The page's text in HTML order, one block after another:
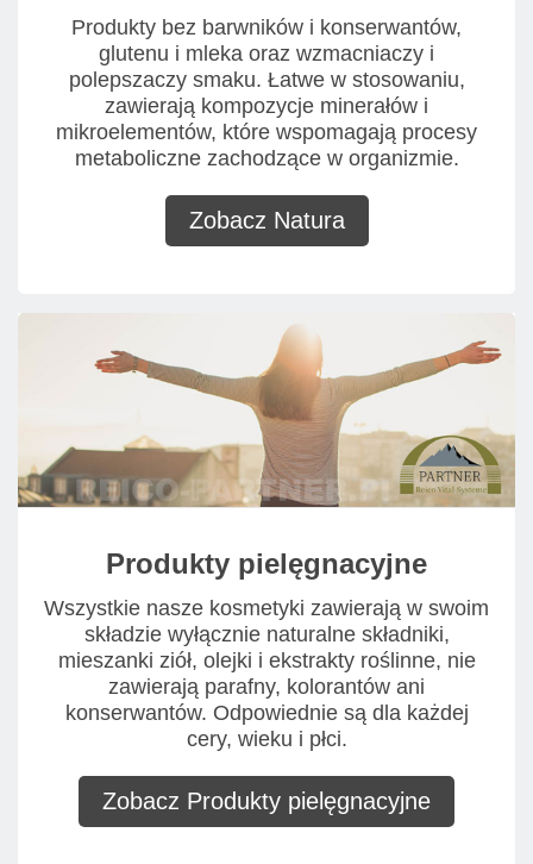
Produkty bez barwników i konserwantów,
glutenu i mleka oraz wzmacniaczy i
polepszaczy smaku. Łatwe w stosowaniu,
zawierają kompozycje minerałów i
mikroelementów, które wspomagają procesy
metaboliczne zachodzące w organizmie.
Zobacz Natura
Produkty pielęgnacyjne
Wszystkie nasze kosmetyki zawierają w swoim
składzie wyłącznie naturalne składniki,
mieszanki ziół, olejki i ekstrakty roślinne, nie
zawierają parafny, kolorantów ani
konserwantów. Odpowiednie są dla każdej
cery, wieku i płci.
Zobacz Produkty pielęgnacyjne